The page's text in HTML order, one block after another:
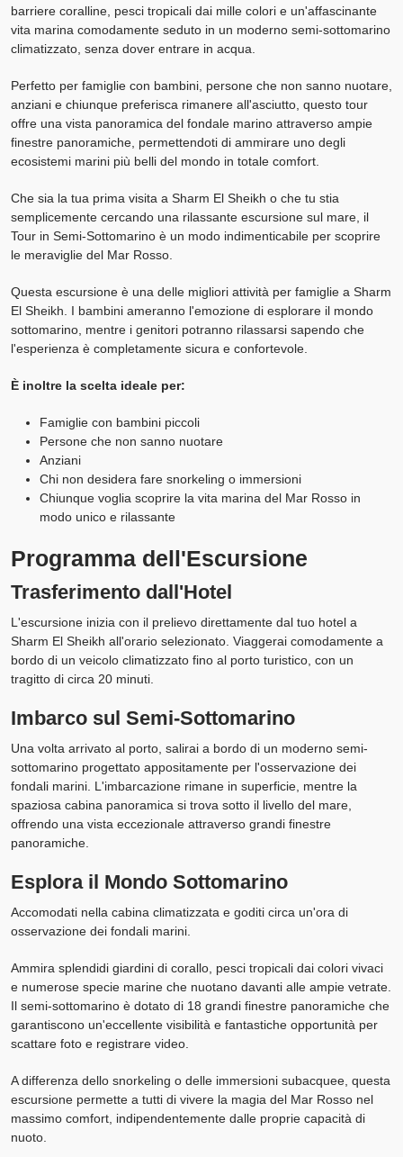
barriere coralline, pesci tropicali dai mille colori e un'affascinante
vita marina comodamente seduto in un moderno semi-sottomarino
climatizzato, senza dover entrare in acqua.
Perfetto per famiglie con bambini, persone che non sanno nuotare,
anziani e chiunque preferisca rimanere all'asciutto, questo tour
offre una vista panoramica del fondale marino attraverso ampie
finestre panoramiche, permettendoti di ammirare uno degli
ecosistemi marini più belli del mondo in totale comfort.
Che sia la tua prima visita a Sharm El Sheikh o che tu stia
semplicemente cercando una rilassante escursione sul mare, il
Tour in Semi-Sottomarino è un modo indimenticabile per scoprire
le meraviglie del Mar Rosso.
Questa escursione è una delle migliori attività per famiglie a Sharm
El Sheikh. I bambini ameranno l'emozione di esplorare il mondo
sottomarino, mentre i genitori potranno rilassarsi sapendo che
l'esperienza è completamente sicura e confortevole.
È inoltre la scelta ideale per:
Famiglie con bambini piccoli
Persone che non sanno nuotare
Anziani
Chi non desidera fare snorkeling o immersioni
Chiunque voglia scoprire la vita marina del Mar Rosso in
modo unico e rilassante
Programma dell'Escursione
Trasferimento dall'Hotel
L'escursione inizia con il prelievo direttamente dal tuo hotel a
Sharm El Sheikh all'orario selezionato. Viaggerai comodamente a
bordo di un veicolo climatizzato fino al porto turistico, con un
tragitto di circa 20 minuti.
Imbarco sul Semi-Sottomarino
Una volta arrivato al porto, salirai a bordo di un moderno semi-
sottomarino progettato appositamente per l'osservazione dei
fondali marini. L'imbarcazione rimane in superficie, mentre la
spaziosa cabina panoramica si trova sotto il livello del mare,
offrendo una vista eccezionale attraverso grandi finestre
panoramiche.
Esplora il Mondo Sottomarino
Accomodati nella cabina climatizzata e goditi circa un'ora di
osservazione dei fondali marini.
Ammira splendidi giardini di corallo, pesci tropicali dai colori vivaci
e numerose specie marine che nuotano davanti alle ampie vetrate.
Il semi-sottomarino è dotato di 18 grandi finestre panoramiche che
garantiscono un'eccellente visibilità e fantastiche opportunità per
scattare foto e registrare video.
A differenza dello snorkeling o delle immersioni subacquee, questa
escursione permette a tutti di vivere la magia del Mar Rosso nel
massimo comfort, indipendentemente dalle proprie capacità di
nuoto.